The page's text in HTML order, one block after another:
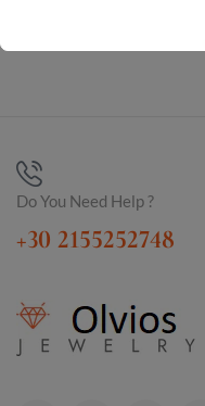
Do You Need Help ?
+30 2155252748